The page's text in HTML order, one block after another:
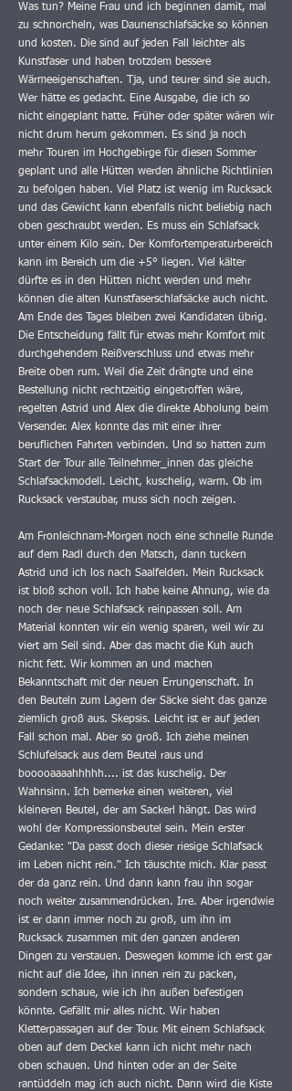
Was tun? Meine Frau und ich beginnen damit, mal
zu schnorcheln, was Daunenschlafsäcke so können
und kosten. Die sind auf jeden Fall leichter als
Kunstfaser und haben trotzdem bessere
Wärmeeigenschaften. Tja, und teurer sind sie auch.
Wer hätte es gedacht. Eine Ausgabe, die ich so
nicht eingeplant hatte. Früher oder später wären wir
nicht drum herum gekommen. Es sind ja noch
mehr Touren im Hochgebirge für diesen Sommer
geplant und alle Hütten werden ähnliche Richtlinien
zu befolgen haben. Viel Platz ist wenig im Rucksack
und das Gewicht kann ebenfalls nicht beliebig nach
oben geschraubt werden. Es muss ein Schlafsack
unter einem Kilo sein. Der Komfortemperaturbereich
kann im Bereich um die +5° liegen. Viel kälter
dürfte es in den Hütten nicht werden und mehr
können die alten Kunstfaserschlafsäcke auch nicht.
Am Ende des Tages bleiben zwei Kandidaten übrig.
Die Entscheidung fällt für etwas mehr Komfort mit
durchgehendem Reißverschluss und etwas mehr
Breite oben rum. Weil die Zeit drängte und eine
Bestellung nicht rechtzeitig eingetroffen wäre,
regelten Astrid und Alex die direkte Abholung beim
Versender. Alex konnte das mit einer ihrer
beruflichen Fahrten verbinden. Und so hatten zum
Start der Tour alle Teilnehmer_innen das gleiche
Schlafsackmodell. Leicht, kuschelig, warm. Ob im
Rucksack verstaubar, muss sich noch zeigen.
Am Fronleichnam-Morgen noch eine schnelle Runde
auf dem Radl durch den Matsch, dann tuckern
Astrid und ich los nach Saalfelden. Mein Rucksack
ist bloß schon voll. Ich habe keine Ahnung, wie da
noch der neue Schlafsack reinpassen soll. Am
Material konnten wir ein wenig sparen, weil wir zu
viert am Seil sind. Aber das macht die Kuh auch
nicht fett. Wir kommen an und machen
Bekanntschaft mit der neuen Errungenschaft. In
den Beuteln zum Lagern der Säcke sieht das ganze
ziemlich groß aus. Skepsis. Leicht ist er auf jeden
Fall schon mal. Aber so groß. Ich ziehe meinen
Schlufelsack aus dem Beutel raus und
booooaaaahhhhh.... ist das kuschelig. Der
Wahnsinn. Ich bemerke einen weiteren, viel
kleineren Beutel, der am Sackerl hängt. Das wird
wohl der Kompressionsbeutel sein. Mein erster
Gedanke: "Da passt doch dieser riesige Schlafsack
im Leben nicht rein." Ich täuschte mich. Klar passt
der da ganz rein. Und dann kann frau ihn sogar
noch weiter zusammendrücken. Irre. Aber irgendwie
ist er dann immer noch zu groß, um ihn im
Rucksack zusammen mit den ganzen anderen
Dingen zu verstauen. Deswegen komme ich erst gar
nicht auf die Idee, ihn innen rein zu packen,
sondern schaue, wie ich ihn außen befestigen
könnte. Gefällt mir alles nicht. Wir haben
Kletterpassagen auf der Tour. Mit einem Schlafsack
oben auf dem Deckel kann ich nicht mehr nach
oben schauen. Und hinten oder an der Seite
rantüddeln mag ich auch nicht. Dann wird die Kiste